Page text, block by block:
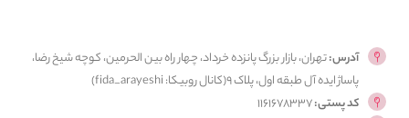
آدرس:تهران، بازار بزرگ پانزده خرداد، چهار راه بین الحرمین، کوچه شیخ رضا،
پاساژ ایده آل طبقه اول، پلاک ۹(کانال روبیکا: fida_arayeshi)
کد پستی:1161678337